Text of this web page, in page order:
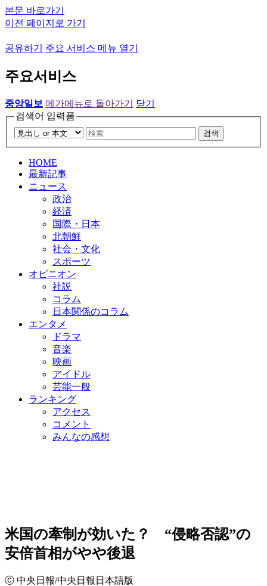
본문 바로가기
이전 페이지로 가기
공유하기 주요 서비스 메뉴 열기
주요서비스
중앙일보 메가메뉴로 돌아가기
닫기
검색어 입력폼
검색
HOME
最新記事
ニュース
政治
経済
国際・日本
北朝鮮
社会・文化
スポーツ
オピニオン
社説
コラム
日本関係のコラム
エンタメ
ドラマ
音楽
映画
アイドル
芸能一般
ランキング
アクセス
コメント
みんなの感想
米国の牽制が効いた？ “侵略否認”の
安倍首相がやや後退
ⓒ 中央日報/中央日報日本語版